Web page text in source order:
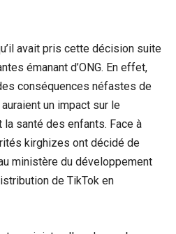
avait pris cette décision suite
émanant d’ONG. En effet,
conséquences néfastes de
un impact sur le
santé des enfants. Face à
kirghizes ont décidé de
ministère du développement
de TikTok en